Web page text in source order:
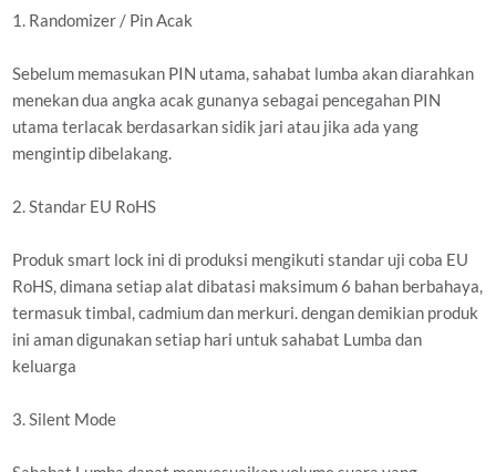
1. Randomizer / Pin Acak
Sebelum memasukan PIN utama, sahabat lumba akan diarahkan
menekan dua angka acak gunanya sebagai pencegahan PIN
utama terlacak berdasarkan sidik jari atau jika ada yang
mengintip dibelakang.
2. Standar EU RoHS
Produk smart lock ini di produksi mengikuti standar uji coba EU
RoHS, dimana setiap alat dibatasi maksimum 6 bahan berbahaya,
termasuk timbal, cadmium dan merkuri. dengan demikian produk
ini aman digunakan setiap hari untuk sahabat Lumba dan
keluarga
3. Silent Mode